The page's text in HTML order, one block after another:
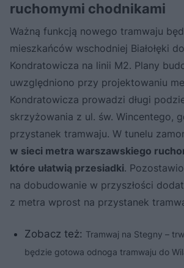
ruchomymi chodnikami
Ważną funkcją nowego tramwaju
mieszkańców wschodniej Białołęki
Kondratowicza na linii M2. Plany
uwzględniono przy projektowaniu
Kondratowicza prowadzi długi
skrzyżowania z ul. św. Wincentego,
przystanek tramwaju. W tunelu
w sieci metra warszawskiego
które ułatwią przesiadki.
na dobudowanie w przyszłości
z metra wprost na przystanek
Zobacz też: Tramwaj na Stegny –
będzie gotowa odnoga tramwaju do